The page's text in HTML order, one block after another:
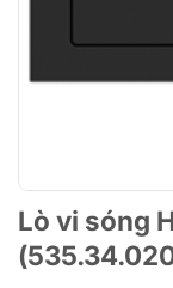
Lò vi sóng